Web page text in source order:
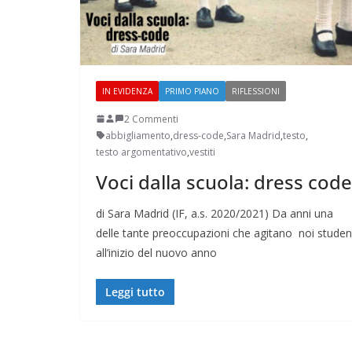
IN EVIDENZA PRIMO PIANO RIFLESSIONI
2 Commenti
abbigliamento,dress-code,Sara Madrid,testo,
testo argomentativo,vestiti
Voci dalla scuola: dress code
di Sara Madrid (IF, a.s. 2020/2021) Da anni una
delle tante preoccupazioni che agitano noi
all’inizio del nuovo anno
Leggi tutto